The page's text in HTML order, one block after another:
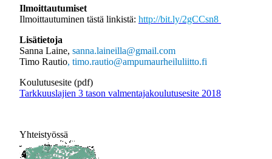
Ilmoittautumiset
Ilmoittautuminen tästä linkistä: http://bit.ly/2gCCsn8
Lisätietoja
Sanna Laine, sanna.laineilla@gmail.com
Timo Rautio, timo.rautio@ampumaurheiluliitto.fi
Koulutusesite (pdf)
Tarkkuuslajien 3 tason valmentajakoulutusesite 2018
Yhteistyössä